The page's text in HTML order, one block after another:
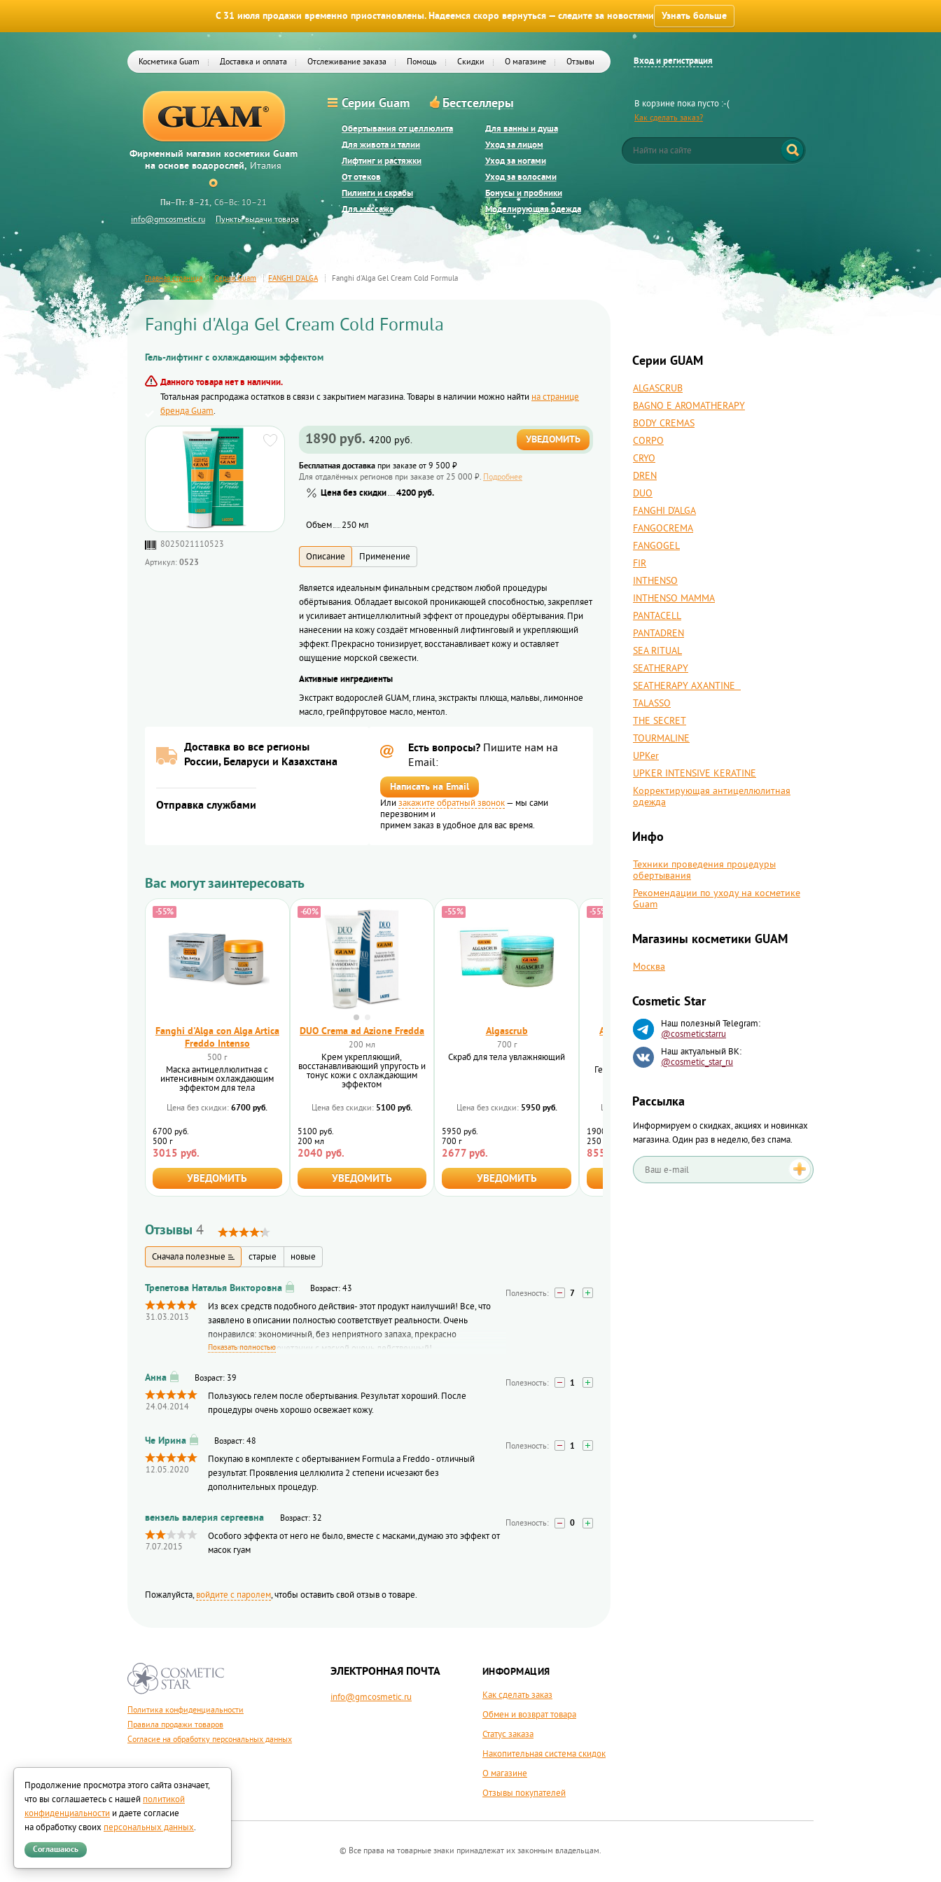
С 31 июля продажи временно приостановлены. Надеемся скоро вернуться — следите за новостями Узнать больше
Вход и регистрация
Косметика Guam Доставка и оплата Отслеживание заказа Помощь Скидки О магазине Отзывы
Фирменный магазин косметики Guam
на основе водорослей, Италия
Пн–Пт: 8–21
Сб–Вс: 10–21
info@gmcosmetic.ru
Пункты выдачи товара
Серии Guam Бестселлеры
Обертывания от целлюлита
Для живота и талии
Лифтинг и растяжки
От отеков
Пилинги и скрабы
Для массажа
Для ванны и душа
Уход за лицом
Уход за ногами
Уход за волосами
Бонусы и пробники
Моделирующая одежда
В корзине пока пусто :-(
Как сделать заказ?
Главная страница Серии Guam FANGHI D’ALGA Fanghi d'Alga Gel Cream Cold Formula
Fanghi d'Alga Gel Cream Cold Formula
Гель-лифтинг с охлаждающим эффектом
Данного товара нет в наличии.
Тотальная распродажа остатков в связи с закрытием магазина. Товары в наличии можно найти на странице
бренда Guam.
8025021110523
Артикул: 0523
1890 руб. 4200 руб. УВЕДОМИТЬ
Бесплатная доставка при заказе от 9 500 ₽
Для отдалённых регионов при заказе от 25 000 ₽. Подробнее
Цена без скидки 4200 руб.
Объем 250 мл
Является идеальным финальным средством любой процедуры
обёртывания. Обладает высокой проникающей способностью, закрепляет
и усиливает антицеллюлитный эффект от процедуры обёртывания. При
нанесении на кожу создаёт мгновенный лифтинговый и укрепляющий
эффект. Прекрасно тонизирует, восстанавливает кожу и оставляет
ощущение морской свежести.
Активные ингредиенты
Экстракт водорослей GUAM, глина, экстракты плюща, мальвы, лимонное
масло, грейпфрутовое масло, ментол.
Доставка во все регионы
России, Беларуси и Казахстана
Отправка службами
Есть вопросы? Пишите нам на
Email:
Написать на Email
Или закажите обратный звонок — мы сами
перезвоним и
примем заказ в удобное для вас время.
Вас могут заинтересовать
Fanghi d'Alga con Alga Artica
Freddo Intenso
500 г
Маска антицеллюлитная с
интенсивным охлаждающим
эффектом для тела
Цена без скидки: 6700 руб.
-55%
500 г
3015 руб.
6700 руб.
УВЕДОМИТЬ
DUO Crema ad Azione Fredda
200 мл
Крем укрепляющий,
восстанавливающий упругость и
тонус кожи с охлаждающим
эффектом
Цена без скидки: 5100 руб.
-60%
200 мл
2040 руб.
5100 руб.
УВЕДОМИТЬ
Algascrub
700 г
Скраб для тела увлажняющий
Цена без скидки: 5950 руб.
-55%
700 г
2677 руб.
5950 руб.
УВЕДОМИТЬ
ALGASCRUB Bagno Mare
250 мл 2
Гель для душа увлажняющий
Цена без скидки: 1900 руб.
-55%
250 мл
855 руб.
1900 руб.
УВЕДОМИТЬ
Отзывы 4
Сначала полезные старые новые
7
Возраст: 43
31.03.2013
Из всех средств подобного действия- этот продукт наилучший! Все, что
заявлено в описании полностью соответствует реальности. Очень
понравился: экономичный, без неприятного запаха, прекрасно
впитывается и в сочетании с маской очень действенный!
Показать полностью
1
Возраст: 39
24.04.2014
Пользуюсь гелем после обертывания. Результат хороший. После
процедуры очень хорошо освежает кожу.
1
Возраст: 48
12.05.2020
Покупаю в комплекте с обертыванием Formula a Freddo - отличный
результат. Проявления целлюлита 2 степени исчезают без
дополнительных процедур.
0
Возраст: 32
7.07.2015
Особого эффекта от него не было, вместе с масками,думаю это эффект от
масок гуам
Пожалуйста, войдите с паролем, чтобы оставить свой отзыв о товаре.
Cерии GUAM
ALGASCRUB
BAGNO E AROMATHERAPY
BODY CREMAS
CORPO
CRYO
DREN
DUO
FANGHI D’ALGA
FANGOCREMA
FANGOGEL
FIR
INTHENSO
INTHENSO MAMMA
PANTACELL
PANTADREN
SEA RITUAL
SEATHERAPY
SEATHERAPY AXANTINE
TALASSO
THE SECRET
TOURMALINE
UPKer
UPKER INTENSIVE KERATINE
Корректирующая антицеллюлитная
одежда
Инфо
Техники проведения процедуры
обертывания
Рекомендации по уходу на косметике
Guam
Магазины косметики GUAM
Москва
Cosmetic Star
Наш полезный Telegram:
@cosmeticstarru
Наш актуальный ВК:
@cosmetic_star_ru
Рассылка
Информируем о скидках, акциях и новинках
магазина. Один раз в неделю, без спама.
Политика конфиденциальности
Правила продажи товаров
Согласие на обработку персональных данных
ЭЛЕКТРОННАЯ ПОЧТА
info@gmcosmetic.ru
ИНФОРМАЦИЯ
Как сделать заказ
Обмен и возврат товара
Статус заказа
Накопительная система скидок
О магазине
Отзывы покупателей
© Все права на товарные знаки принадлежат их законным владельцам.
Продолжение просмотра этого сайта означает,
что вы соглашаетесь с нашей политикой
конфиденциальности и даете согласие
на обработку своих персональных данных.
Соглашаюсь